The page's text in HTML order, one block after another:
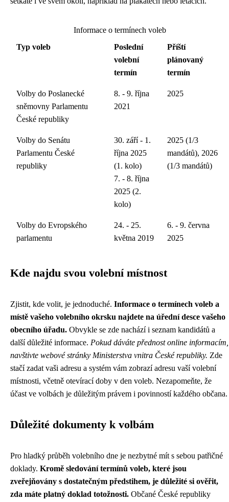
Informace o termínech voleb
Typ voleb
Poslední
volební
termín
Příští
plánovaný
termín
Volby do Poslanecké
sněmovny Parlamentu
České republiky
8. - 9. října
2021
2025
Volby do Senátu
Parlamentu České
republiky
30. září - 1.
října 2025
(1. kolo)
7. - 8. října
2025 (2.
kolo)
2025 (1/3
mandátů), 2026
(1/3 mandátů)
Volby do Evropského
parlamentu
24. - 25.
května 2019
6. - 9. června
2025
Kde najdu svou volební místnost
Zjistit, kde volit, je jednoduché. Informace o termínech voleb a
místě vašeho volebního okrsku najdete na úřední desce vašeho
obecního úřadu. Obvykle se zde nachází i seznam kandidátů a
další důležité informace. Pokud dáváte přednost online informacím,
navštivte webové stránky Ministerstva vnitra České republiky. Zde
stačí zadat vaši adresu a systém vám zobrazí adresu vaší volební
místnosti, včetně otevírací doby v den voleb. Nezapomeňte, že
účast ve volbách je důležitým právem i povinností každého občana.
Důležité dokumenty k volbám
Pro hladký průběh volebního dne je nezbytné mít s sebou patřičné
doklady. Kromě sledování termínů voleb, které jsou
zveřejňovány s dostatečným předstihem, je důležité si ověřit,
zda máte platný doklad totožnosti. Občané České republiky